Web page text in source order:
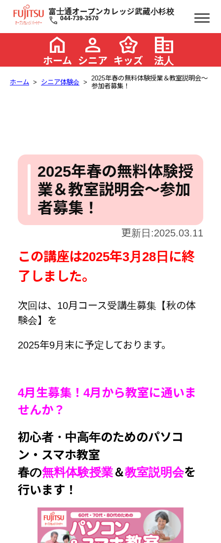
富士通オープンカレッジ武蔵小杉校
call 044-739-3570
home
ホーム
person
シニア
family_star
キッズ
corporate_fare
法人
ホーム シニア体験会
2025年春の無料体験授業＆教室説明会～
参加者募集！
2025年春の無料体験授
業＆教室説明会～参加
者募集！
更新日:2025.03.11
この講座は2025年3月28日に終
了しました。
次回は、10月コース受講生募集【秋の体
験会】を
2025年9月末に予定しております。
4月生募集！4月から教室に通いま
せんか？
初心者・中高年のためのパソコ
ン・スマホ教室
春の無料体験授業＆教室説明会を
行います！